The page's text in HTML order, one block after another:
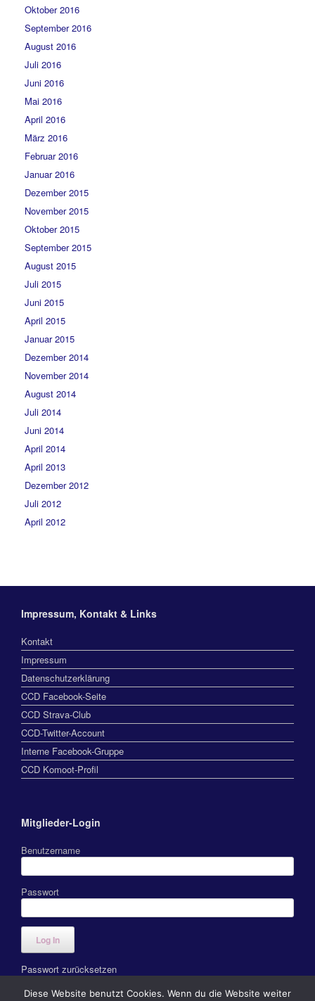
Oktober 2016
September 2016
August 2016
Juli 2016
Juni 2016
Mai 2016
April 2016
März 2016
Februar 2016
Januar 2016
Dezember 2015
November 2015
Oktober 2015
September 2015
August 2015
Juli 2015
Juni 2015
April 2015
Januar 2015
Dezember 2014
November 2014
August 2014
Juli 2014
Juni 2014
April 2014
April 2013
Dezember 2012
Juli 2012
April 2012
Impressum, Kontakt & Links
Kontakt
Impressum
Datenschutzerklärung
CCD Facebook-Seite
CCD Strava-Club
CCD-Twitter-Account
Interne Facebook-Gruppe
CCD Komoot-Profil
Mitglieder-Login
Benutzername
Passwort
Passwort zurücksetzen
Diese Website benutzt Cookies. Wenn du die Website weiter